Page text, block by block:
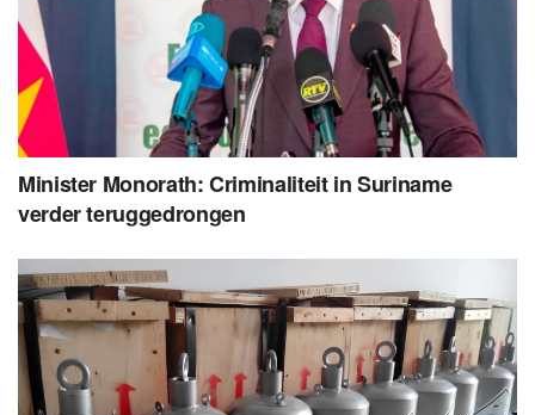
Minister Monorath: Criminaliteit in Suriname
verder teruggedrongen